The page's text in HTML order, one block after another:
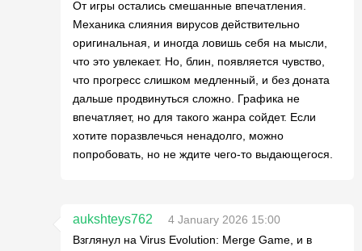
От игры остались смешанные впечатления.
Механика слияния вирусов действительно
оригинальная, и иногда ловишь себя на мысли,
что это увлекает. Но, блин, появляется чувство,
что прогресс слишком медленный, и без доната
дальше продвинуться сложно. Графика не
впечатляет, но для такого жанра сойдет. Если
хотите поразвлечься ненадолго, можно
попробовать, но не ждите чего-то выдающегося.
aukshteys762
4 January 2026 15:00
Взглянул на Virus Evolution: Merge Game, и в